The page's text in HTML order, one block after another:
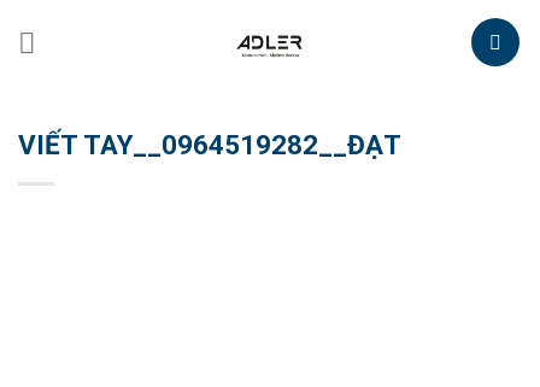
VIẾT TAY__0964519282__ĐẠT